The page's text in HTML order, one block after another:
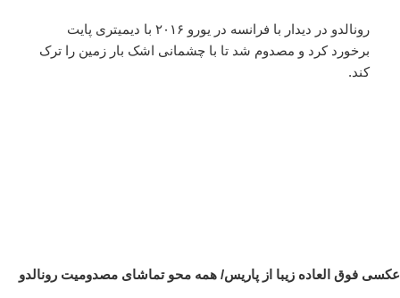
رونالدو در دیدار با فرانسه در یورو ۲۰۱۶ با دیمیتری پایت
برخورد کرد و مصدوم شد تا با چشمانی اشک‌ بار زمین را ترک
کند.
عکسی فوق العاده زیبا از پاریس/ همه محو تماشای مصدومیت رونالدو